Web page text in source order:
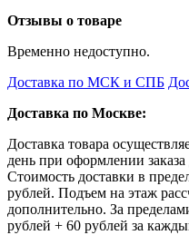
Отзывы о товаре
Временно недоступно.
Доставка по МСК и СПБ
Доставка по Москве:
Доставка товара
день при оформлении
Стоимость доставки в
рублей. Подъем на этаж
дополнительно. За
рублей + 60 рублей за